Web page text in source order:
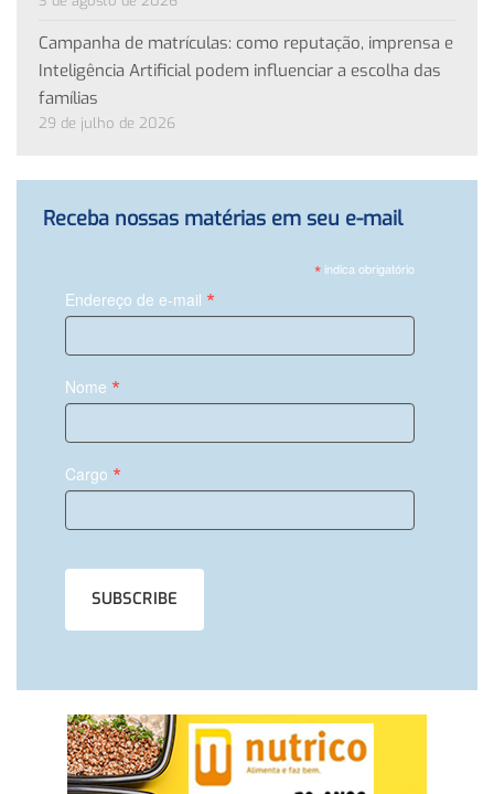
Campanha de matrículas: como reputação, imprensa e
Inteligência Artificial podem influenciar a escolha das
famílias
29 de julho de 2026
Receba nossas matérias em seu e-mail
*indica obrigatório
Endereço de e-mail *
Nome *
Cargo *